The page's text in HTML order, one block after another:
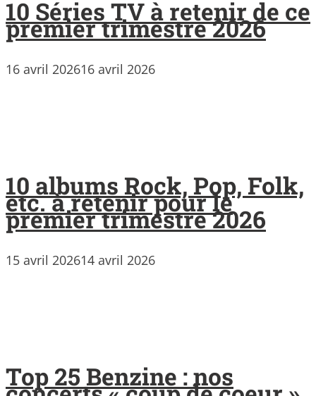
10 Séries TV à retenir de ce
premier trimestre 2026
16 avril 202616 avril 2026
10 albums Rock, Pop, Folk,
etc. à retenir pour le
premier trimestre 2026
15 avril 202614 avril 2026
Top 25 Benzine : nos